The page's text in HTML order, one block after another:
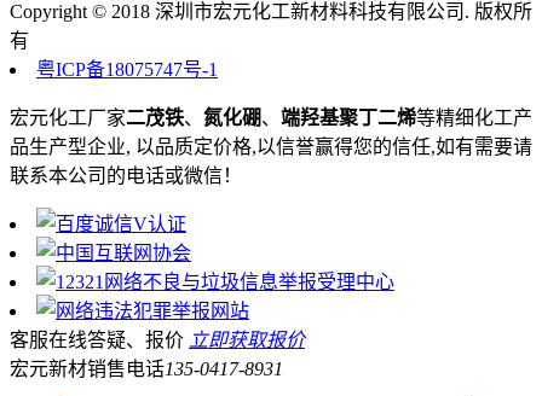
Copyright © 2018 深圳市宏元化工新材料科技有限公司. 版权所
有
粤ICP备18075747号-1
宏元化工厂家二茂铁、 氮化硼、 端羟基聚丁二烯等精细化工产
品生产型企业, 以品质定价格,以信誉赢得您的信任,如有需要请
联系本公司的电话或微信！
客服在线答疑、报价 立即获取报价
宏元新材销售电话135-0417-8931